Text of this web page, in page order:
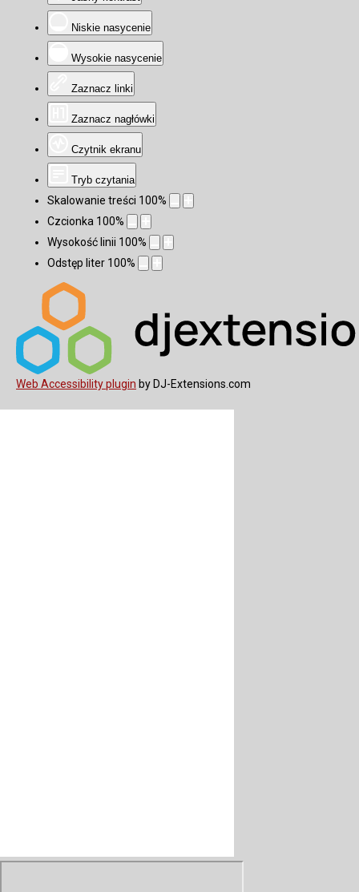
Niskie nasycenie
Wysokie nasycenie
Zaznacz linki
Zaznacz nagłówki
Czytnik ekranu
Tryb czytania
Skalowanie treści 100%
Czcionka 100%
Wysokość linii 100%
Odstęp liter 100%
Web Accessibility plugin by DJ-Extensions.com